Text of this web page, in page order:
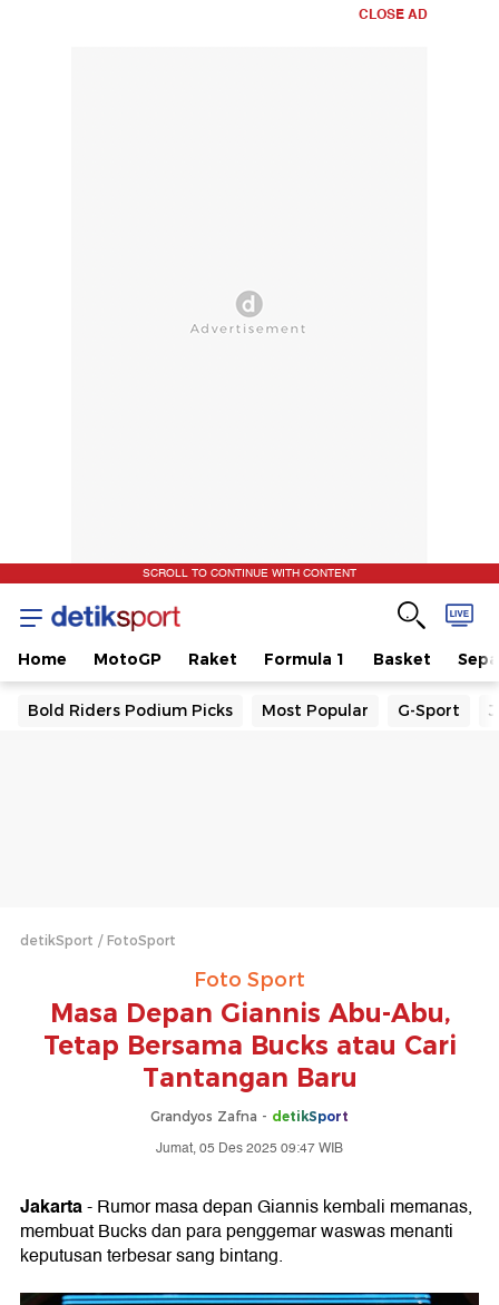
CLOSE AD
SCROLL TO CONTINUE WITH CONTENT
Home MotoGP Raket Formula 1 Basket
Bold Riders Podium Picks Most Popular G-Sport
detikSport FotoSport
Foto Sport
Masa Depan Giannis Abu-Abu,
Tetap Bersama Bucks atau Cari
Tantangan Baru
Grandyos Zafna - detikSport
Jumat, 05 Des 2025 09:47 WIB
Jakarta- Rumor masa depan Giannis kembali memanas,
membuat Bucks dan para penggemar waswas menanti
keputusan terbesar sang bintang.